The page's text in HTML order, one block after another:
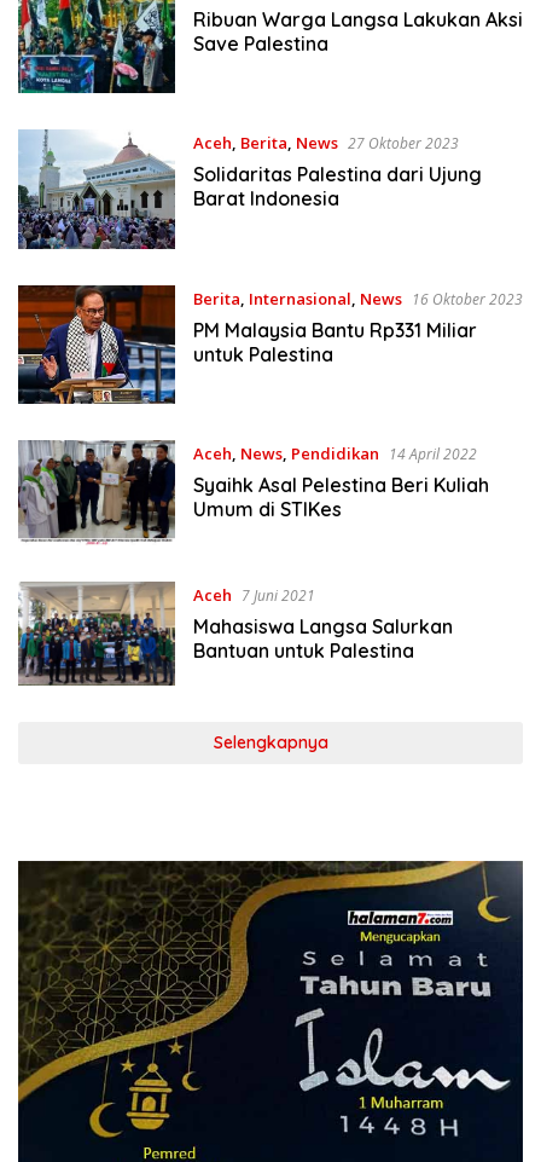
Oktober 2023
Ribuan Warga Langsa Lakukan Aksi
Save Palestina
Aceh, Berita, News 27 Oktober 2023
Solidaritas Palestina dari Ujung
Barat Indonesia
Berita, Internasional, News 16 Oktober 2023
PM Malaysia Bantu Rp331 Miliar
untuk Palestina
Aceh, News, Pendidikan 14 April 2022
Syaihk Asal Pelestina Beri Kuliah
Umum di STIKes
Aceh 7 Juni 2021
Mahasiswa Langsa Salurkan
Bantuan untuk Palestina
Selengkapnya